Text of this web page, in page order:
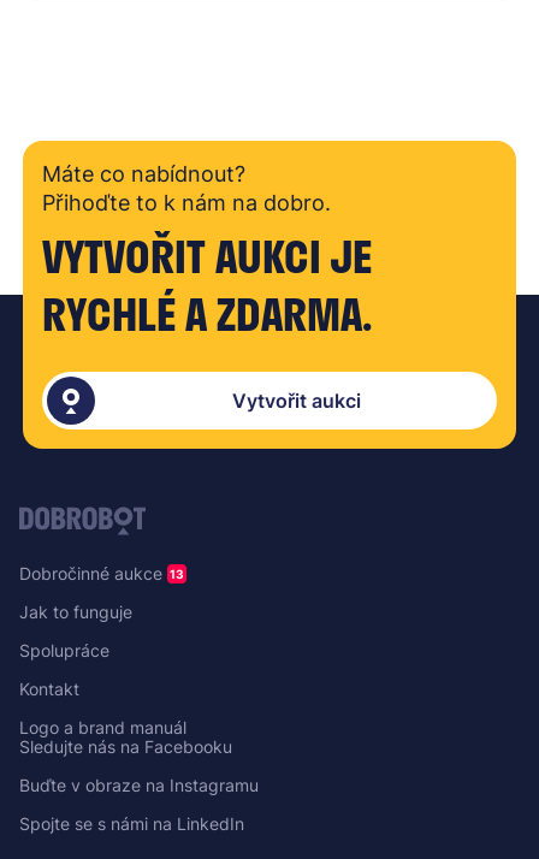
Máte co nabídnout?
Přihoďte to k nám na dobro.
VYTVOŘIT AUKCI JE
RYCHLÉ A ZDARMA.
Vytvořit aukci
Dobročinné aukce 13
Jak to funguje
Spolupráce
Kontakt
Logo a brand manuál
Sledujte nás na Facebooku
Buďte v obraze na Instagramu
Spojte se s námi na LinkedIn